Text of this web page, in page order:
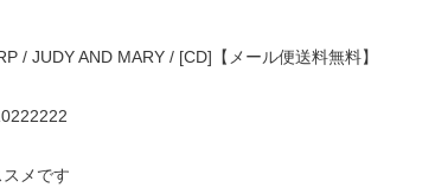
/ JUDY AND MARY / [CD]【メール便送料無料】
メです